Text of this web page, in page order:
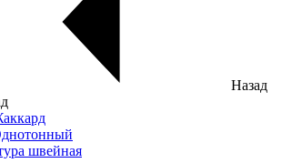
Назад
швейная